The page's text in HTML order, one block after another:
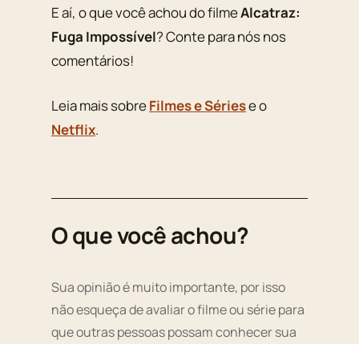
E aí, o que você achou do filmeAlcatraz:
Fuga Impossível? Conte para nós nos
comentários!
Leia mais sobreFilmes e Sériese o
Netflix.
O que você achou?
Sua opinião é muito importante, por isso
não esqueça de avaliar o filme ou série para
que outras pessoas possam conhecer sua